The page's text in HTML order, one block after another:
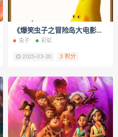
《爆笑虫子之冒险岛大电影》动漫电影解说文案
虫子 彩虹
2025-03-20 3 积分